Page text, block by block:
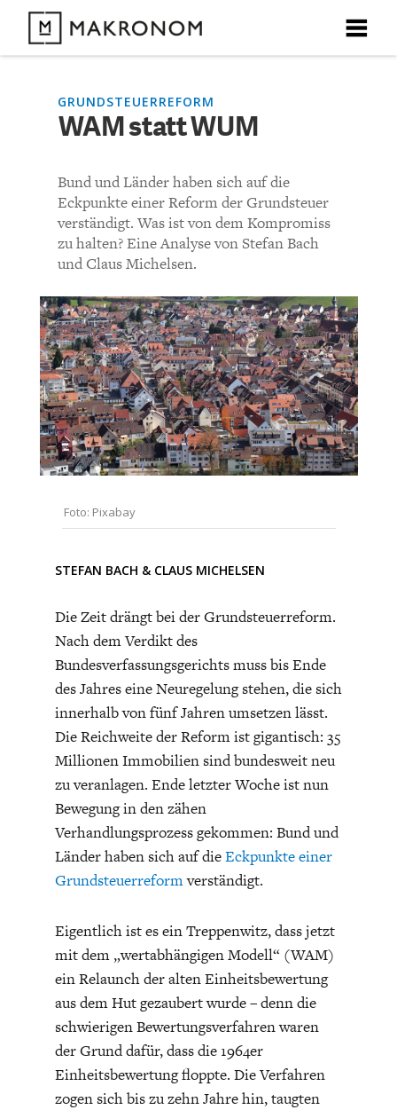
X
DEBATTEN
FEATURES
THEMEN
NEWSLETTER
ÜBER UNS
SUCHE
ABO/LOGIN
X
Unser kostenloser Newsletter informiert Sie über unsere
neuesten Beiträge.
X
BODEN
ECONOMISTS FOR FUTURE
INDUSTRIEPOLITIK
X
CHARTBOOK
DEUTSCHLAND
ENERGIE & UMWELT
GRUNDSTEUERREFORM
WAM statt WUM
Bund und Länder haben sich auf die
Eckpunkte einer Reform der Grundsteuer
verständigt. Was ist von dem Kompromiss
zu halten? Eine Analyse von Stefan Bach
und Claus Michelsen.
Foto: Pixabay
STEFAN BACH & CLAUS MICHELSEN
Die Zeit drängt bei der Grundsteuerreform.
Nach dem Verdikt des
Bundesverfassungsgerichts muss bis Ende
des Jahres eine Neuregelung stehen, die sich
innerhalb von fünf Jahren umsetzen lässt.
Die Reichweite der Reform ist gigantisch: 35
Millionen Immobilien sind bundesweit neu
zu veranlagen. Ende letzter Woche ist nun
Bewegung in den zähen
Verhandlungsprozess gekommen: Bund und
Länder haben sich auf dieEckpunkte einer
Grundsteuerreformverständigt.
Eigentlich ist es ein Treppenwitz, dass jetzt
mit dem „wertabhängigen Modell“ (WAM)
ein Relaunch der alten Einheitsbewertung
aus dem Hut gezaubert wurde – denn die
schwierigen Bewertungsverfahren waren
der Grund dafür, dass die 1964er
Einheitsbewertung floppte. Die Verfahren
zogen sich bis zu zehn Jahre hin, taugten
X
KOMMENTARE ZU
KOMMENTIEREN (VIA EMAIL)
Richtlinien
Bisher noch kein Kommentar.